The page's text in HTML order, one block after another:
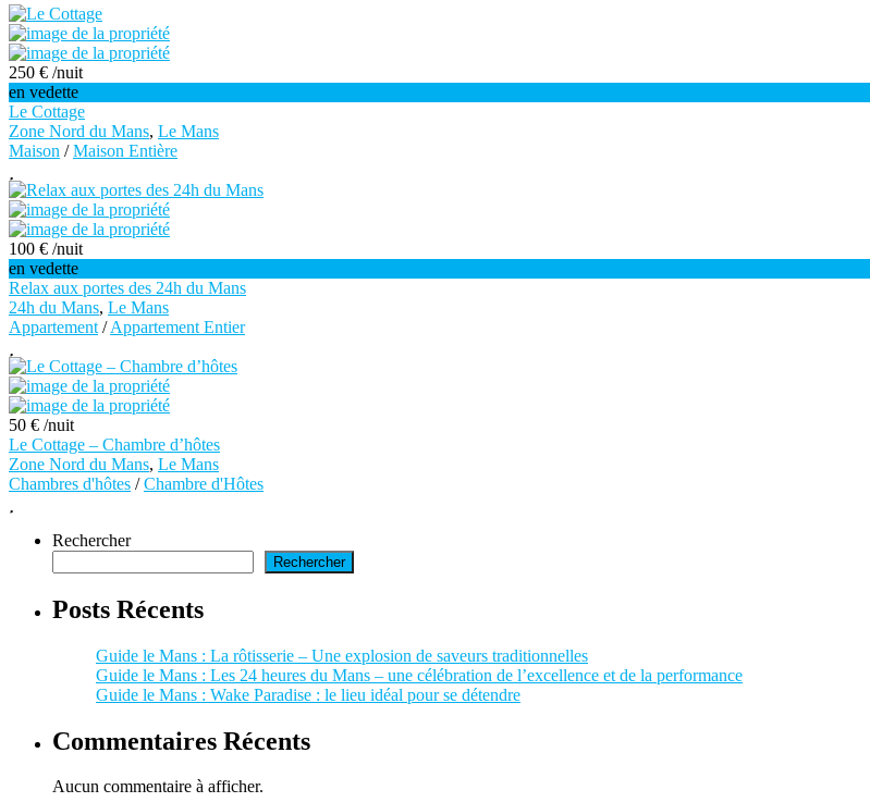
250 € /nuit
en vedette
Le Cottage
Zone Nord du Mans, Le Mans
Maison /Maison Entière
100 € /nuit
en vedette
Relax aux portes des 24h du Mans
24h du Mans, Le Mans
Appartement /Appartement Entier
50 € /nuit
Le Cottage – Chambre d’hôtes
Zone Nord du Mans, Le Mans
Chambres d'hôtes /Chambre d'Hôtes
Rechercher
Rechercher
Posts Récents
Guide le Mans : La rôtisserie – Une explosion de saveurs traditionnelles
Guide le Mans : Les 24 heures du Mans – une célébration de l’excellence et de la performance
Guide le Mans : Wake Paradise : le lieu idéal pour se détendre
Commentaires Récents
Aucun commentaire à afficher.